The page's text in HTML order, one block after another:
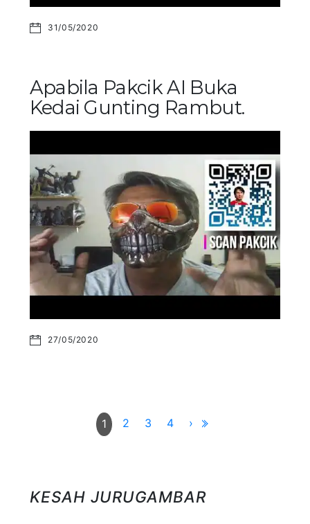
31/05/2020
Apabila Pakcik AI Buka
Kedai Gunting Rambut.
27/05/2020
1 2 3 4 ›
KESAH JURUGAMBAR